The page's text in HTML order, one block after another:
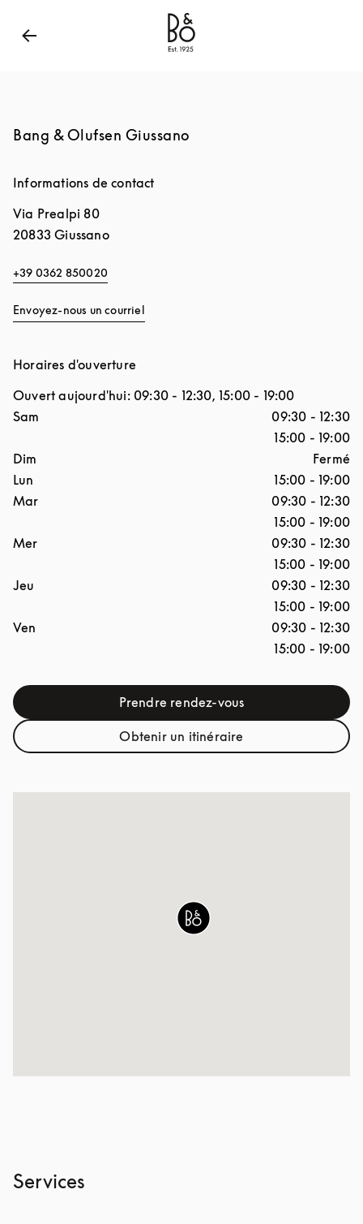
Bang & Olufsen - Exist to Create
Bang & Olufsen Giussano
Informations de contact
Via Prealpi 80
20833 Giussano
+39 0362 850020
Envoyez-nous un courriel
Horaires d'ouverture
Ouvert aujourd'hui: 09:30 - 12:30, 15:00 - 19:00
Jour de la semaine
Sam 09:30 - 12:30
15:00 - 19:00
Dim
Fermé
Lun
15:00 - 19:00
Mar
09:30 - 12:30
15:00 - 19:00
Mer
09:30 - 12:30
15:00 - 19:00
Jeu
09:30 - 12:30
15:00 - 19:00
Ven
09:30 - 12:30
15:00 - 19:00
Prendre rendez-vousLink Opens in New Tab
Obtenir un itinéraireLink Opens in New Tab
Services